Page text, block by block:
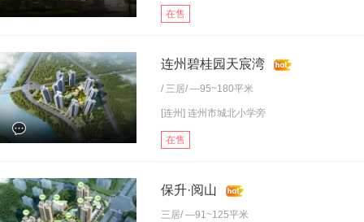
在售
连州碧桂园天宸湾
/ 三居/ —95~180平米
[连州] 连州市城北小学旁
在售
保升·阅山
三居/ —91~125平米